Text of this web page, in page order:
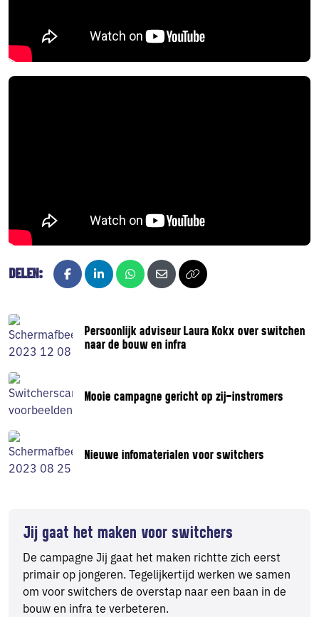
DELEN: FacebookLinkedInWhatsapp
E-mailKopieer naar klembord
Persoonlijk adviseur Laura Kokx over switchen
naar de bouw en infra
Mooie campagne gericht op zij-instromers
Nieuwe infomaterialen voor switchers
Jij gaat het maken voor switchers
De campagne Jij gaat het maken richtte zich eerst
primair op jongeren. Tegelijkertijd werken we samen
om voor switchers de overstap naar een baan in de
bouw en infra te verbeteren.